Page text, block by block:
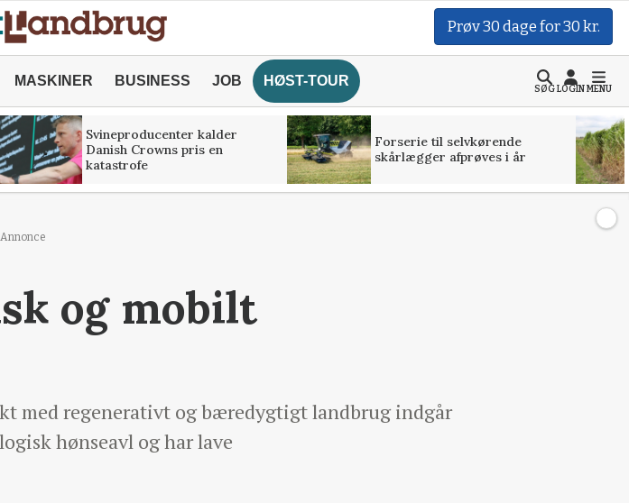
Prøv 30 dage for 30 kr.
MASKINER BUSINESS JOB HØST-TOUR
SØGLOGINMENU
Svineproducenter kalder
Danish Crowns pris en
katastrofe
Forserie til selvkørende
skårlægger afprøves i år
Annonce
og mobilt
med regenerativt og bæredygtigt landbrug indgår
hønseavl og har lave